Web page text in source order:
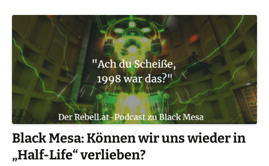
Black Mesa: Können wir uns wieder in
„Half-Life“ verlieben?